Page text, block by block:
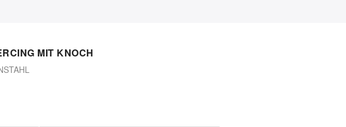
MIT KNOCH